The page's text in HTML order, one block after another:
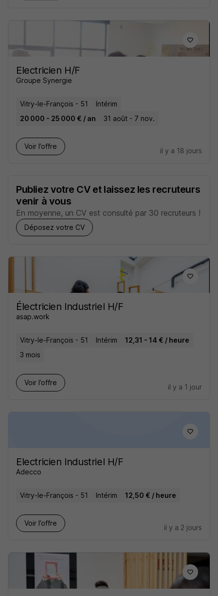
Electricien H/F
Groupe Synergie
Vitry-le-François - 51
Intérim
20 000 - 25 000 € / an
31 août - 7 nov.
Voir l’offre
il y a 18 jours
Publiez votre CV et laissez les recruteurs
venir à vous
En moyenne, un CV est consulté par 30 recruteurs !
Déposez votre CV
Électricien Industriel H/F
asap.work
Vitry-le-François - 51 Intérim
12,31 - 14 € / heure
3 mois
Voir l’offre
il y a 1 jour
Electricien Industriel H/F
Adecco
Vitry-le-François - 51 Intérim 12,50 € / heure
Voir l’offre
il y a 2 jours